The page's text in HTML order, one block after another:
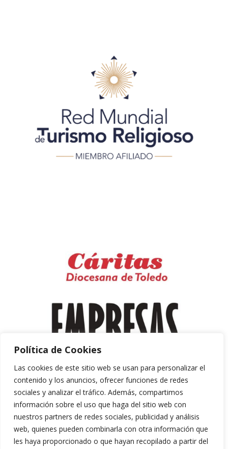
Política de Cookies
Las cookies de este sitio web se usan para personalizar el
contenido y los anuncios, ofrecer funciones de redes
sociales y analizar el tráfico. Además, compartimos
información sobre el uso que haga del sitio web con
nuestros partners de redes sociales, publicidad y análisis
web, quienes pueden combinarla con otra información que
les haya proporcionado o que hayan recopilado a partir del